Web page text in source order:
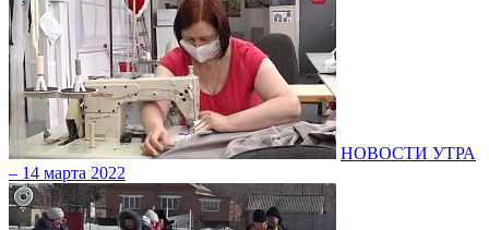
НОВОСТИ УТРА
– 14 марта 2022